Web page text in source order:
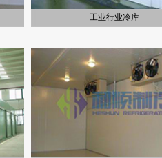
工业行业冷库